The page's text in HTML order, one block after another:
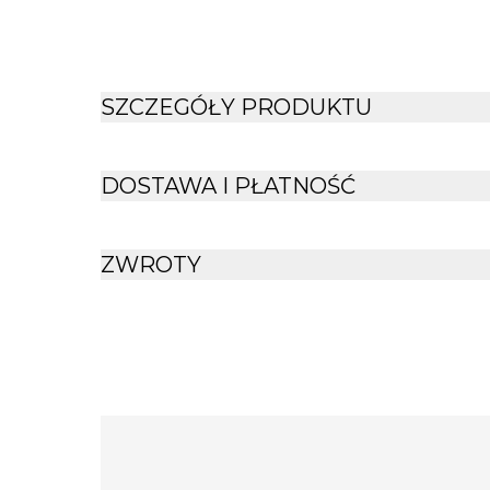
SZCZEGÓŁY PRODUKTU
DOSTAWA I PŁATNOŚĆ
ZWROTY